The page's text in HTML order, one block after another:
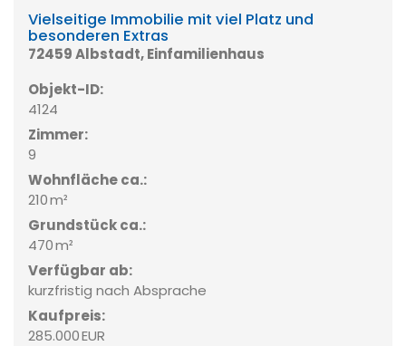
Vielseitige Immobilie mit viel Platz und
besonderen Extras
72459 Albstadt, Einfamilienhaus
Objekt-ID:
4124
Zimmer:
9
Wohnfläche ca.:
210 m²
Grund­stück ca.:
470 m²
Verfügbar ab:
kurzfristig nach Absprache
Kaufpreis:
285.000 EUR